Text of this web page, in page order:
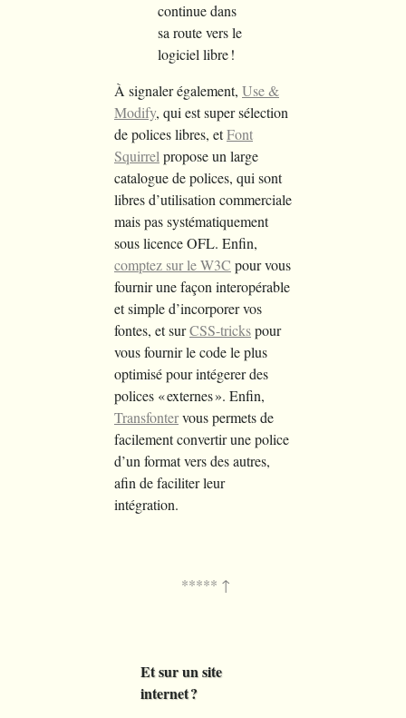
continue dans
sa route vers le
logiciel libre !
À signaler également, Use &
Modify, qui est super sélection
de polices libres, etFont
Squirrel propose un large
catalogue de polices, qui sont
libres d’utilisation commerciale
mais pas systématiquement
sous licence OFL. Enfin,
comptez sur le W3C pour vous
fournir une façon interopérable
et simple d’incorporer vos
fontes, et surCSS-trickspour
vous fournir le code le plus
optimisé pour intégerer des
polices « externes ». Enfin,
Transfontervous permets de
facilement convertir une police
d’un format vers des autres,
afin de faciliter leur
intégration.
Et sur un site
internet ?